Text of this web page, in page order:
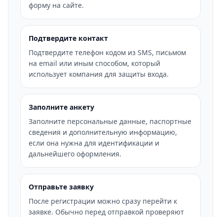
форму на сайте.
Подтвердите контакт
Подтвердите телефон кодом из SMS, письмом
на email или иным способом, который
использует компания для защиты входа.
Заполните анкету
Заполните персональные данные, паспортные
сведения и дополнительную информацию,
если она нужна для идентификации и
дальнейшего оформления.
Отправьте заявку
После регистрации можно сразу перейти к
заявке. Обычно перед отправкой проверяют